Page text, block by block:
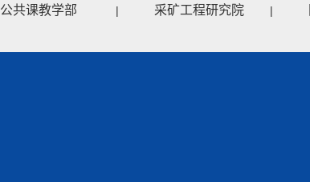
公共课教学部 | 采矿工程研究院 |